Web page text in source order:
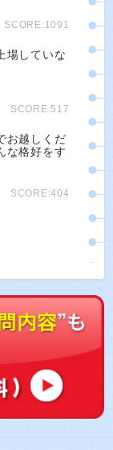
SCORE:1091
場していな
SCORE:517
お越しくだ
な格好をす
SCORE:404